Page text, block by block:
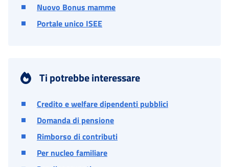
Nuovo Bonus mamme
Portale unico ISEE
Ti potrebbe interessare
Credito e welfare dipendenti pubblici
Domanda di pensione
Rimborso di contributi
Per nucleo familiare